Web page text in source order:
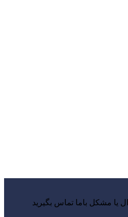
یا مشکل باما تماس بگیرید